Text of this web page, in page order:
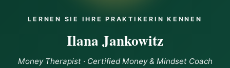
LERNEN SIE IHRE PRAKTIKERIN KENNEN
Ilana Jankowitz
Money Therapist · Certified Money & Mindset Coach